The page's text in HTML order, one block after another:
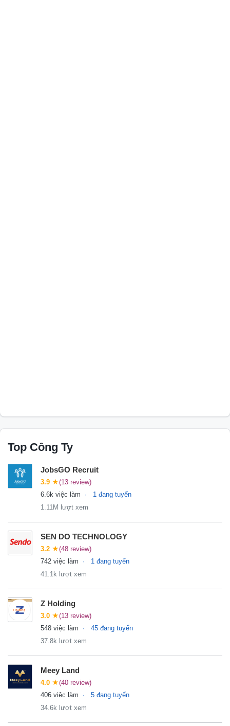
Top Công Ty
JobsGO Recruit
3.9 ★(13 review)
6.6k việc làm
1 đang tuyển
1.11M lượt xem
SEN DO TECHNOLOGY
3.2 ★(48 review)
742 việc làm
1 đang tuyển
41.1k lượt xem
Z Holding
3.0 ★(13 review)
548 việc làm
45 đang tuyển
37.8k lượt xem
Meey Land
4.0 ★(40 review)
406 việc làm
5 đang tuyển
34.6k lượt xem